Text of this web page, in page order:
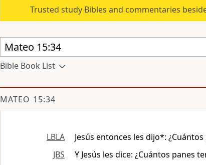
Trusted study Bibles and commentaries
Bible Book List
MATEO 15:34
LBLA
Jesús entonces les dijo*:
JBS
Y Jesús les dice: ¿Cuántos panes